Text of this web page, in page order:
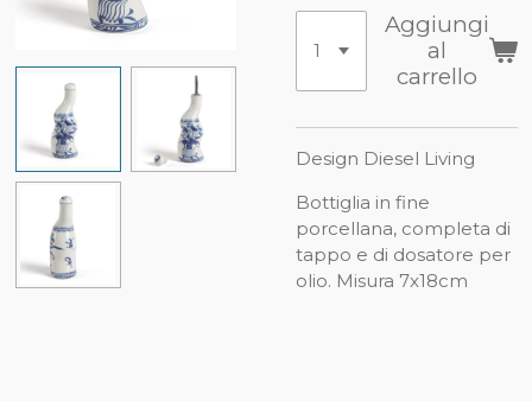
Aggiungi
al
carrello
Design Diesel Living
Bottiglia in fine
porcellana, completa di
tappo e di dosatore per
olio. Misura 7x18cm